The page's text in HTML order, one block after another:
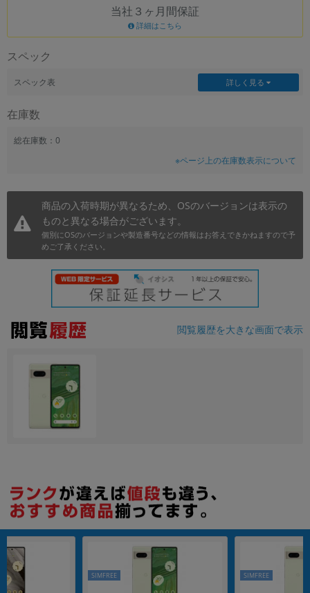
当社３ヶ月間保証
詳細はこちら
スペック
スペック表 詳しく見る
在庫数
総在庫数：0
※ページ上の在庫数表示について
商品の入荷時期が異なるため、OSのバージョンは表示の
ものと異なる場合がございます。
個別にOSのバージョンや製造番号などの情報はお答えできかねますので予
めご了承ください。
閲覧履歴を大きな画面で表示
SIMFREE SIMFREE
モニタサイズ
価格
円
発売日
月 から
年 月 まで
各項目のチェックボックスは「or検索」となります。